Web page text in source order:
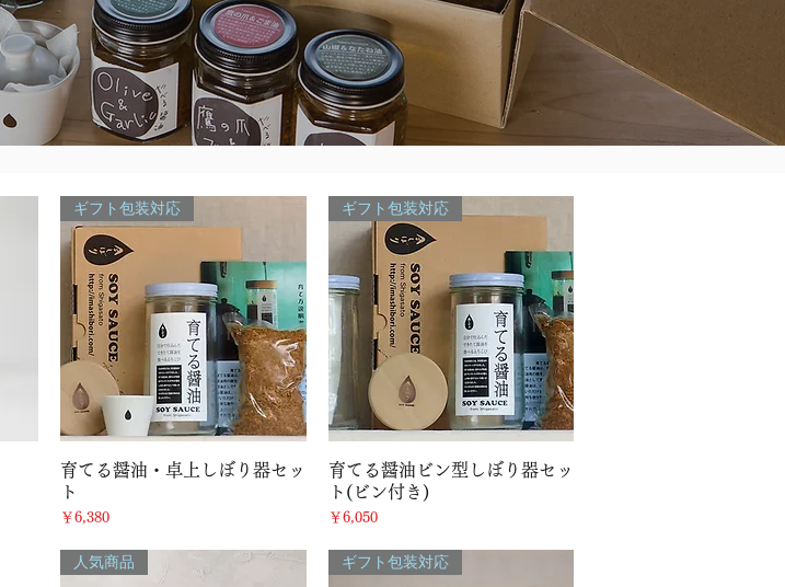
クイックビュー
ギフト包装対応
育てる醤油・卓上しぼり器セッ
ト
価格
￥6,380
クイックビュー
ギフト包装対応
育てる醤油ビン型しぼり器セッ
ト(ビン付き)
価格
￥6,050
人気商品 ギフト包装対応